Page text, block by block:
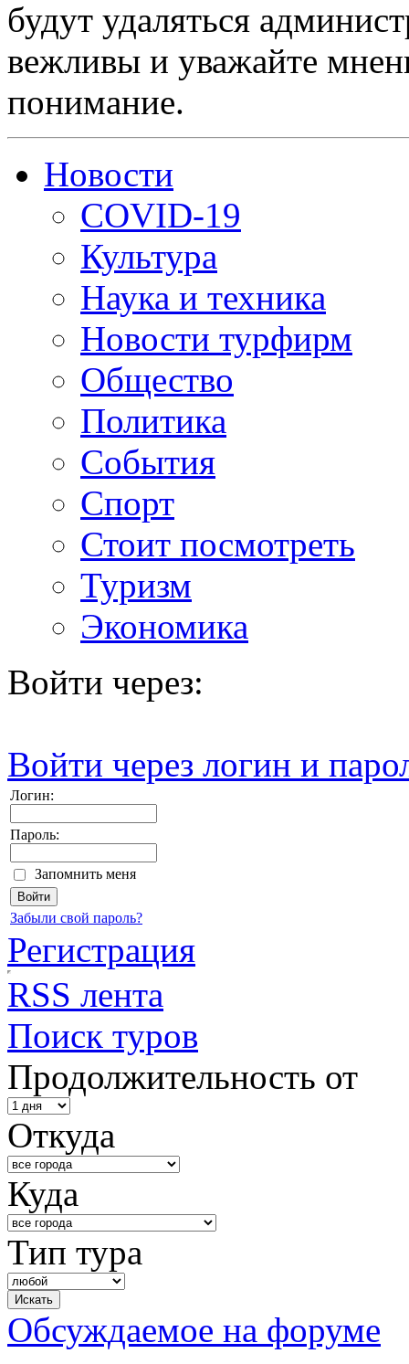
будут удаляться
вежливы и уважайте
понимание.
Новости
COVID-19
Культура
Наука и техника
Новости турфирм
Общество
Политика
События
Спорт
Стоит посмотреть
Туризм
Экономика
Войти через:
Войти через логин и
Логин:
Пароль:
Запомнить меня
Забыли свой пароль?
Регистрация
RSS лента
Поиск туров
Продолжительность от
Откуда
Куда
Тип тура
Обсуждаемое на форуме